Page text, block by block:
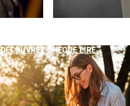
DÉCOUVREZ CHÈQUE LIRE